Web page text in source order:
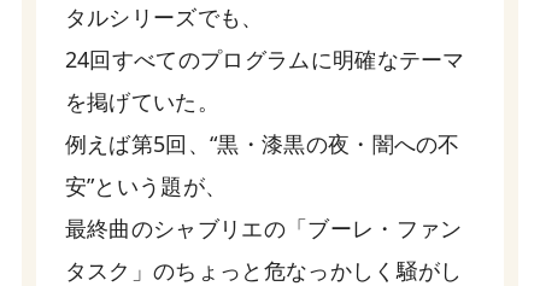
タルシリーズでも、
24回すべてのプログラムに明確なテーマ
を掲げていた。
例えば第5回、“黒・漆黒の夜・闇への不
安”という題が、
最終曲のシャブリエの「ブーレ・ファン
タスク」のちょっと危なっかしく騒がし